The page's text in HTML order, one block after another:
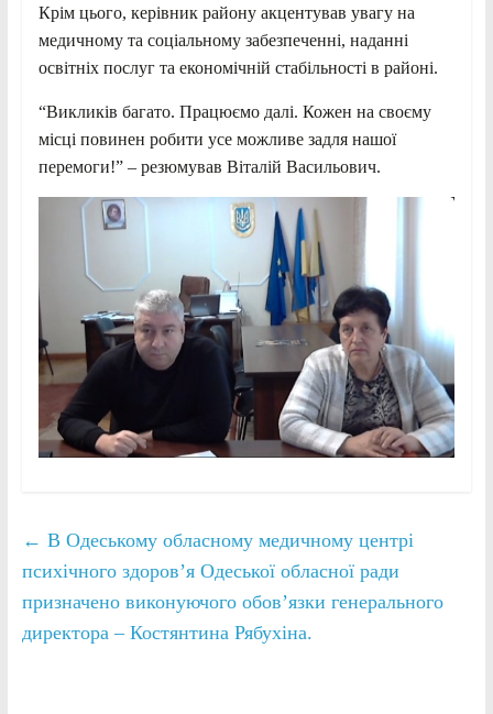
Крім цього, керівник району акцентував увагу на
медичному та соціальному забезпеченні, наданні
освітніх послуг та економічній стабільності в районі.
“Викликів багато. Працюємо далі. Кожен на своєму
місці повинен робити усе можливе задля нашої
перемоги!” – резюмував Віталій Васильович.
← В Одеському обласному медичному центрі
психічного здоров’я Одеської обласної ради
призначено виконуючого обовʼязки генерального
директора – Костянтина Рябухіна.